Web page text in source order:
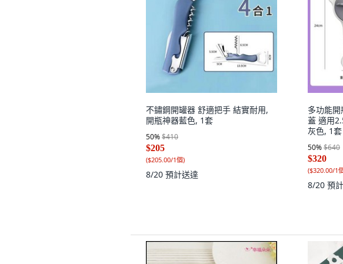
不鏽鋼開罐器 舒適把手 結實耐用,
開瓶神器藍色, 1套
50%$410
$205
($205.00/1個)
8/20 預計送達
多功能
蓋 適用
灰色, 1套
50%$640
$320
($320.00/1
8/20 預